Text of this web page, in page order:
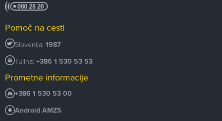
Pomoč na cesti
Slovenija: 1987
Tujina: +386 1 530 53 53
Prometne informacije
+386 1 530 53 00
Android AMZS